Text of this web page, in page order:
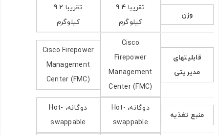
وزن
تقریبا 9.4
کیلوگرم
تقریبا 9.2
کیلوگرم
قابلیتهای
مدیریتی
Cisco
Firepower
Management
Center (FMC)
Cisco Firepower
Management
Center (FMC)
منبع تغذیه
دوگانه، Hot-
swappable
دوگانه، Hot-
swappable